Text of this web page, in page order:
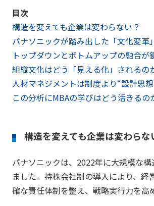
目次
構造を変えても企業は変わらない？
パナソニックが踏み出した「文化変革
トップダウンとボトムアップの融合が
組織文化はどう「見える化」されるの
人材マネジメントは制度より“設計思
この分析にMBAの学びはどう活きるの
構造を変えても企業は変わらな
パナソニックは、2022年に大規模な
ました。持株会社制の導入により、経
確な責任体制を整え、戦略実行力を高